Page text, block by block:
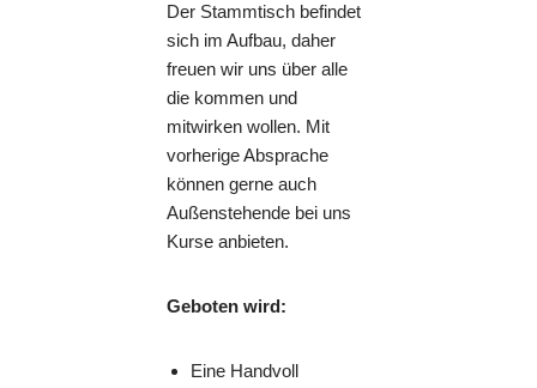
Der Stammtisch befindet
sich im Aufbau, daher
freuen wir uns über alle
die kommen und
mitwirken wollen. Mit
vorherige Absprache
können gerne auch
Außenstehende bei uns
Kurse anbieten.
Geboten wird:
Eine Handvoll